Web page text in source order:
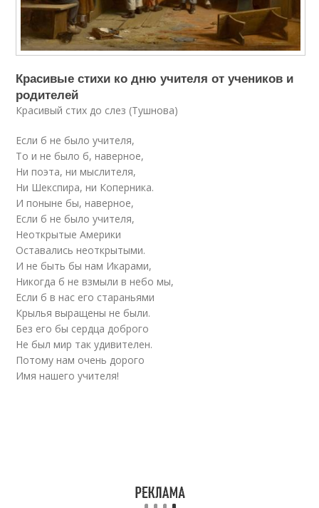
Красивые стихи ко дню учителя от учеников и
родителей
Красивый стих до слез (Тушнова)
Если б не было учителя,
То и не было б, наверное,
Ни поэта, ни мыслителя,
Ни Шекспира, ни Коперника.
И поныне бы, наверное,
Если б не было учителя,
Неоткрытые Америки
Оставались неоткрытыми.
И не быть бы нам Икарами,
Никогда б не взмыли в небо мы,
Если б в нас его стараньями
Крылья выращены не были.
Без его бы сердца доброго
Не был мир так удивителен.
Потому нам очень дорого
Имя нашего учителя!